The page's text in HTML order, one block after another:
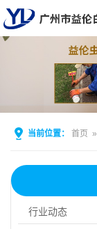
当前位置： 首页 »
行业动态